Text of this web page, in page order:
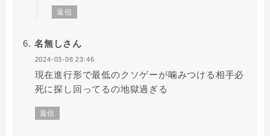
返信
名無しさん
2024-03-08 23:46
現在進行形で最低のクソゲーが噛みつける相手必
死に探し回ってるの地獄過ぎる
返信